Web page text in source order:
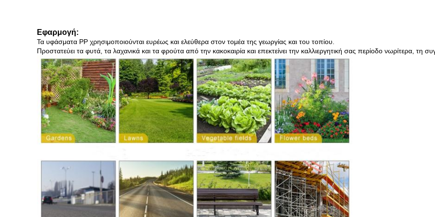
Εφαρμογή:
Τα υφάσματα PP χρησιμοποιούνται ευρέως και ελεύθερα στον τομέα της γεωργίας και του τοπίου.
Προστατεύει τα φυτά, τα λαχανικά και τα φρούτα από την κακοκαιρία και επεκτείνει την καλλιεργητική σας περίοδο νωρίτερα, τη